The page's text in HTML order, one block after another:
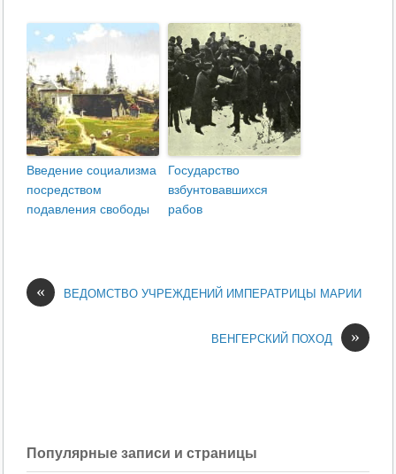
Введение социализма
по­средством
подавления свободы
Государство
взбунтовавшихся
рабов
« ВЕДОМСТВО УЧРЕЖДЕНИЙ ИМПЕРАТРИЦЫ МАРИИ
»
ВЕНГЕРСКИЙ ПОХОД
Популярные записи и страницы